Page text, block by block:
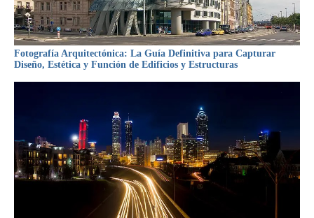
Fotografía Arquitectónica: La Guía Definitiva para Capturar
Diseño, Estética y Función de Edificios y Estructuras